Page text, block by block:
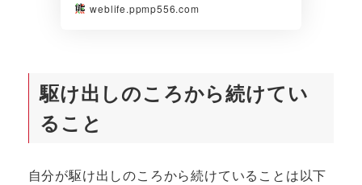
weblife.ppmp556.com
駆け出しのころから続けてい
ること
自分が駆け出しのころから続けていることは以下